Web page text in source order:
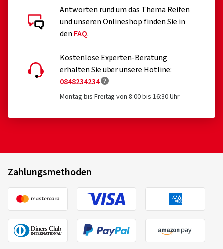
Antworten rund um das Thema Reifen
und unseren Onlineshop finden Sie in
den FAQ.
Kostenlose Experten-Beratung
erhalten Sie über unsere Hotline:
0848234234
Montag bis Freitag von 8:00 bis 16:30 Uhr
Zahlungsmethoden